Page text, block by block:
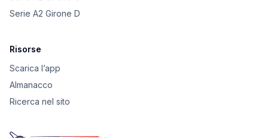
Serie A2 Girone D
Risorse
Scarica l’app
Almanacco
Ricerca nel sito